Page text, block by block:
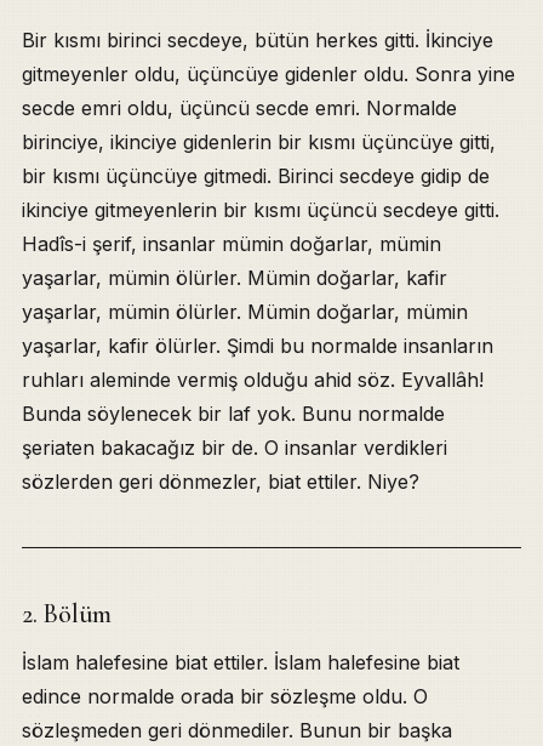
Bir kısmı birinci secdeye, bütün herkes gitti. İkinciye
gitmeyenler oldu, üçüncüye gidenler oldu. Sonra yine
secde emri oldu, üçüncü secde emri. Normalde
birinciye, ikinciye gidenlerin bir kısmı üçüncüye gitti,
bir kısmı üçüncüye gitmedi. Birinci secdeye gidip de
ikinciye gitmeyenlerin bir kısmı üçüncü secdeye gitti.
Hadîs-i şerif, insanlar mümin doğarlar, mümin
yaşarlar, mümin ölürler. Mümin doğarlar, kafir
yaşarlar, mümin ölürler. Mümin doğarlar, mümin
yaşarlar, kafir ölürler. Şimdi bu normalde insanların
ruhları aleminde vermiş olduğu ahid söz. Eyvallâh!
Bunda söylenecek bir laf yok. Bunu normalde
şeriaten bakacağız bir de. O insanlar verdikleri
sözlerden geri dönmezler, biat ettiler. Niye?
2. Bölüm
İslam halefesine biat ettiler. İslam halefesine biat
edince normalde orada bir sözleşme oldu. O
sözleşmeden geri dönmediler. Bunun bir başka